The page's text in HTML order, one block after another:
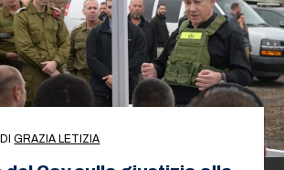
DIGRAZIA LETIZIA